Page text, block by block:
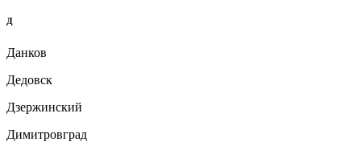
Д
Данков
Дедовск
Дзержинский
Димитровград